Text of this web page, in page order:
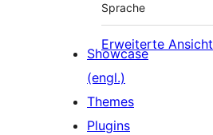
Sprache
Erweiterte Ansicht
Showcase
(engl.)
Themes
Plugins